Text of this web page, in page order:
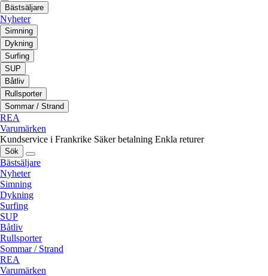
Bästsäljare
Nyheter
Simning
Dykning
Surfing
SUP
Båtliv
Rullsporter
Sommar / Strand
REA
Varumärken
Kundservice i Frankrike Säker betalning Enkla returer
Sök
Bästsäljare
Nyheter
Simning
Dykning
Surfing
SUP
Båtliv
Rullsporter
Sommar / Strand
REA
Varumärken